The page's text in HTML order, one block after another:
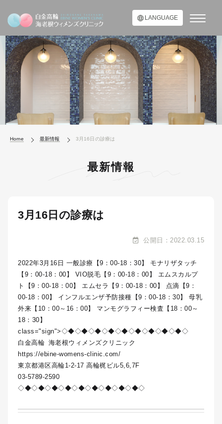
LANGUAGE
Home 最新情報 3月16日の診療は
最新情報
3月16日の診療は
公開日：2022.03.15
2022年3月16日 一般診療【9：00-18：30】 モナリザタッチ
【9：00-18：00】 VIO脱毛【9：00-18：00】 エムスカルプ
ト【9：00-18：00】 エムセラ【9：00-18：00】 点滴【9：
00-18：00】 インフルエンザ予防接種【9：00-18：30】 母乳
外来【10：00～16：00】 マンモグラフィー検査【18：00～
18：30】
class="sign">◇◆◇◆◇◆◇◆◇◆◇◆◇◆◇◆◇◆◇
白金高輪 海老根ウィメンズクリニック
https://ebine-womens-clinic.com/
東京都港区高輪1-2-17 高輪梶ビル5,6,7F
03-5789-2590
◇◆◇◆◇◆◇◆◇◆◇◆◇◆◇◆◇◆◇